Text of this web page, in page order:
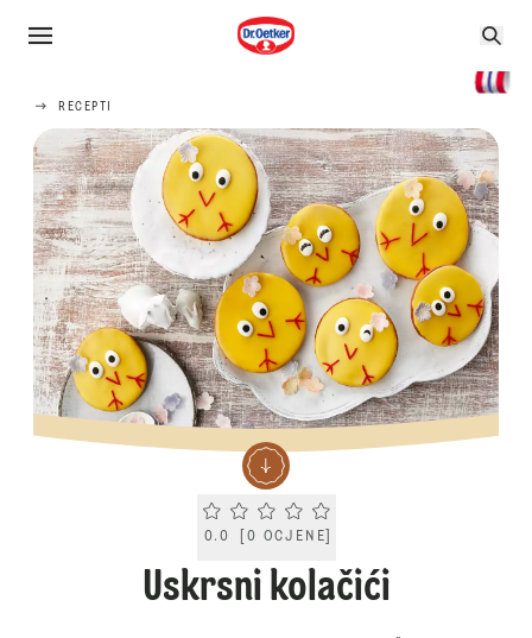
RECEPTI
Current rating 0.0. Click to rate.
0.0 0 OCJENE
Uskrsni kolačići